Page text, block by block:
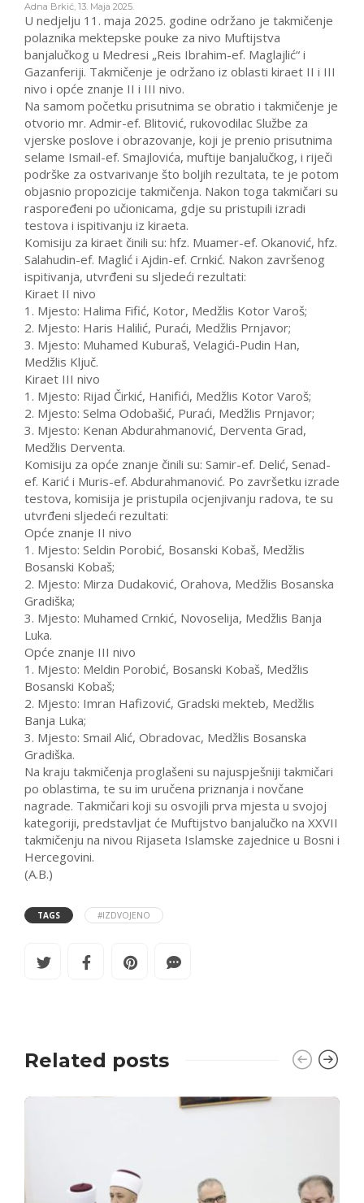
Adna Brkić, 13. Maja 2025.
U nedjelju 11. maja 2025. godine održano je takmičenje
polaznika mektepske pouke za nivo Muftijstva
banjalučkog u Medresi „Reis Ibrahim-ef. Maglajlić“ i
Gazanferiji. Takmičenje je održano iz oblasti kiraet II i III
nivo i opće znanje II i III nivo.
Na samom početku prisutnima se obratio i takmičenje je
otvorio mr. Admir-ef. Blitović, rukovodilac Službe za
vjerske poslove i obrazovanje, koji je prenio prisutnima
selame Ismail-ef. Smajlovića, muftije banjalučkog, i riječi
podrške za ostvarivanje što boljih rezultata, te je potom
objasnio propozicije takmičenja. Nakon toga takmičari su
raspoređeni po učionicama, gdje su pristupili izradi
testova i ispitivanju iz kiraeta.
Komisiju za kiraet činili su: hfz. Muamer-ef. Okanović, hfz.
Salahudin-ef. Maglić i Ajdin-ef. Crnkić. Nakon završenog
ispitivanja, utvrđeni su sljedeći rezultati:
Kiraet II nivo
1. Mjesto: Halima Fifić, Kotor, Medžlis Kotor Varoš;
2. Mjesto: Haris Halilić, Puraći, Medžlis Prnjavor;
3. Mjesto: Muhamed Kuburaš, Velagići-Pudin Han,
Medžlis Ključ.
Kiraet III nivo
1. Mjesto: Rijad Čirkić, Hanifići, Medžlis Kotor Varoš;
2. Mjesto: Selma Odobašić, Puraći, Medžlis Prnjavor;
3. Mjesto: Kenan Abdurahmanović, Derventa Grad,
Medžlis Derventa.
Komisiju za opće znanje činili su: Samir-ef. Delić, Senad-
ef. Karić i Muris-ef. Abdurahmanović. Po završetku izrade
testova, komisija je pristupila ocjenjivanju radova, te su
utvrđeni sljedeći rezultati:
Opće znanje II nivo
1. Mjesto: Seldin Porobić, Bosanski Kobaš, Medžlis
Bosanski Kobaš;
2. Mjesto: Mirza Dudaković, Orahova, Medžlis Bosanska
Gradiška;
3. Mjesto: Muhamed Crnkić, Novoselija, Medžlis Banja
Luka.
Opće znanje III nivo
1. Mjesto: Meldin Porobić, Bosanski Kobaš, Medžlis
Bosanski Kobaš;
2. Mjesto: Imran Hafizović, Gradski mekteb, Medžlis
Banja Luka;
3. Mjesto: Smail Alić, Obradovac, Medžlis Bosanska
Gradiška.
Na kraju takmičenja proglašeni su najuspješniji takmičari
po oblastima, te su im uručena priznanja i novčane
nagrade. Takmičari koji su osvojili prva mjesta u svojoj
kategoriji, predstavljat će Muftijstvo banjalučko na XXVII
takmičenju na nivou Rijaseta Islamske zajednice u Bosni i
Hercegovini.
(A.B.)
TAGS #IZDVOJENO
Related posts